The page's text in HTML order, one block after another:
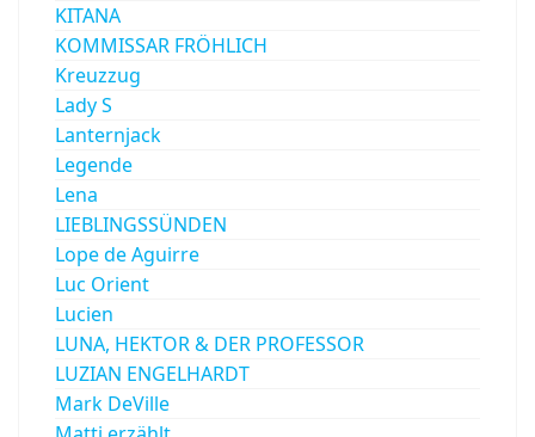
KITANA
KOMMISSAR FRÖHLICH
Kreuzzug
Lady S
Lanternjack
Legende
Lena
LIEBLINGSSÜNDEN
Lope de Aguirre
Luc Orient
Lucien
LUNA, HEKTOR & DER PROFESSOR
LUZIAN ENGELHARDT
Mark DeVille